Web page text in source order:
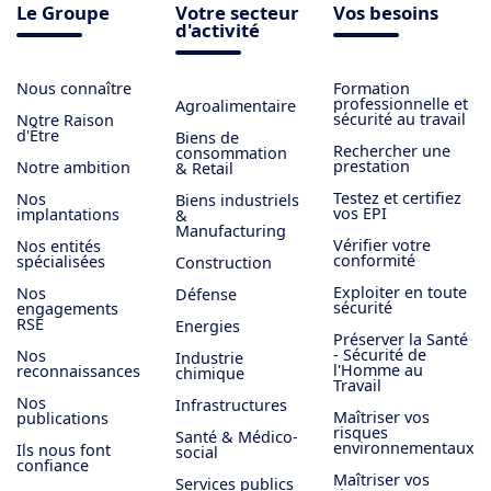
Le Groupe
Nous connaître
Notre Raison
d'Être
Notre ambition
Nos
implantations
Nos entités
spécialisées
Nos
engagements
RSE
Nos
reconnaissances
Nos
publications
Ils nous font
confiance
Votre secteur
d'activité
Agroalimentaire
Biens de
consommation
& Retail
Biens industriels
&
Manufacturing
Construction
Défense
Energies
Industrie
chimique
Infrastructures
Santé & Médico-
social
Services publics
Vos besoins
Formation
professionnelle et
sécurité au travail
Rechercher une
prestation
Testez et certifiez
vos EPI
Vérifier votre
conformité
Exploiter en toute
sécurité
Préserver la Santé
- Sécurité de
l'Homme au
Travail
Maîtriser vos
risques
environnementaux
Maîtriser vos